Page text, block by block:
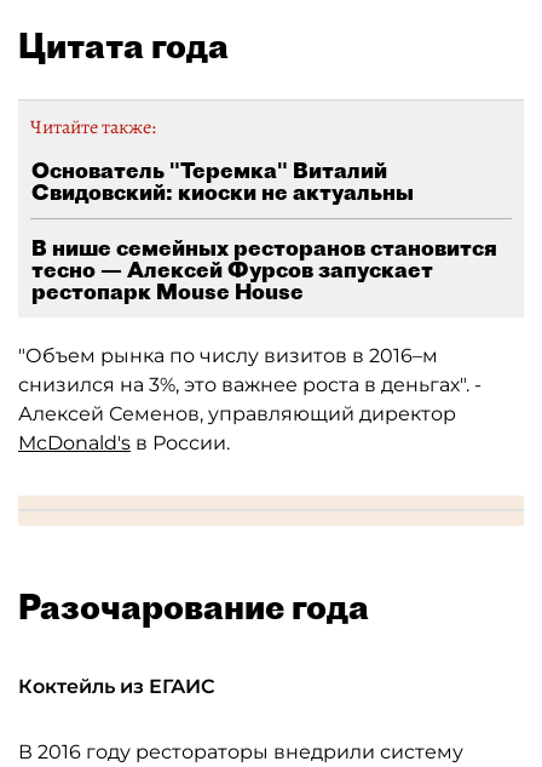
Цитата года
Читайте также:
Основатель "Теремка" Виталий
Свидовский: киоски не актуальны
В нише семейных ресторанов становится
тесно — Алексей Фурсов запускает
рестопарк Mouse House
"Объем рынка по числу визитов в 2016–м
снизился на 3%, это важнее роста в деньгах". -
Алексей Семенов, управляющий директор
McDonald's в России.
Разочарование года
Коктейль из ЕГАИС
В 2016 году рестораторы внедрили систему